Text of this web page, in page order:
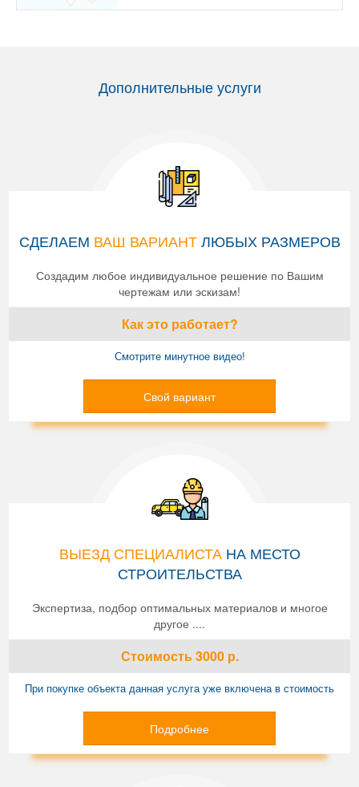
Дополнительные услуги
СДЕЛАЕМ ВАШ ВАРИАНТЛЮБЫХ РАЗМЕРОВ
Создадим любое индивидуальное решение по Вашим
чертежам или эскизам!
Как это работает?
Смотрите минутное видео!
Свой вариант
ВЫЕЗД СПЕЦИАЛИСТАНА МЕСТО
СТРОИТЕЛЬСТВА
Экспертиза, подбор оптимальных материалов и многое
другое ....
Стоимость3000р.
При покупке объекта данная услуга уже включена в стоимость
Подробнее